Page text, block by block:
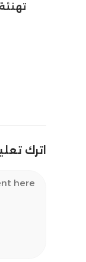
اترك